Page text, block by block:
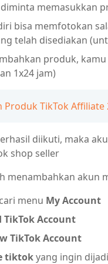
memasukkan
bisa memfotokan
telah disediakan
produk,
1x24 jam)
Produk TikTok Affiliate
diikuti, maka
shop seller
menambahkan akun
menu My Account
TikTok Account
TikTok Account
tiktokyang ingin